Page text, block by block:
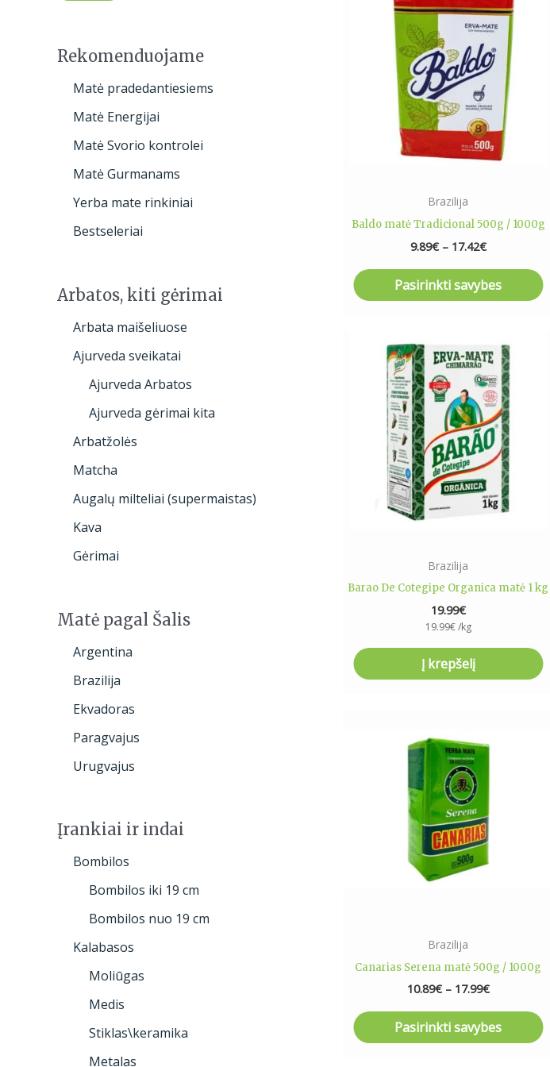
h
Rekomenduojame
Matė pradedantiesiems
Matė Energijai
Matė Svorio kontrolei
Matė Gurmanams
Yerba mate rinkiniai
Bestseleriai
Arbatos, kiti gėrimai
Arbata maišeliuose
Ajurveda sveikatai
Ajurveda Arbatos
Ajurveda gėrimai kita
Arbatžolės
Matcha
Augalų milteliai (supermaistas)
Kava
Gėrimai
Matė pagal Šalis
Argentina
Brazilija
Ekvadoras
Paragvajus
Urugvajus
Įrankiai ir indai
Bombilos
Bombilos iki 19 cm
Bombilos nuo 19 cm
Kalabasos
Moliūgas
Medis
Stiklas\keramika
Metalas
Brazilija
Baldo matė Tradicional 500g / 1000g
9.89€ – 17.42€
through
17.42€
Pasirinkti savybes
has
multiple
variants.
The
options
may
be
chosen
the
product
page
Brazilija
Barao De Cotegipe Organica matė 1 kg
19.99€
19.99€/kg
Į krepšelį
Brazilija
Canarias Serena matė 500g / 1000g
10.89€ – 17.99€
10.89€
Pasirinkti savybes
product
has
multiple
variants.
The
options
may
be
the
product
page